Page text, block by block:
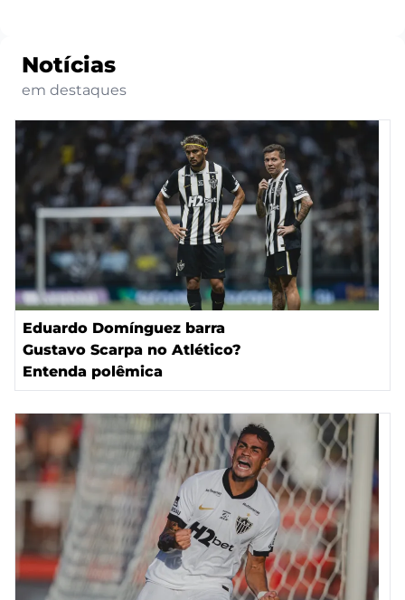
Notícias
em destaques
Eduardo Domínguez barra
Gustavo Scarpa no Atlético?
Entenda polêmica